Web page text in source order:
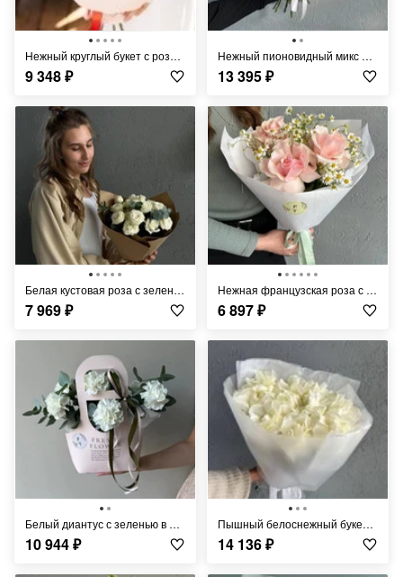
Нежный круглый букет с розами FT1318
9 348₽
Нежный пионовидный микс FT343
13 395₽
Белая кустовая роза с зеленью FT536
7 969₽
Нежная французская роза с ромашкой FT233
6 897₽
Белый диантус с зеленью в нежной сумочке FT290
10 944₽
Пышный белоснежный букет из премиальной розы Эквадор FT253
14 136₽